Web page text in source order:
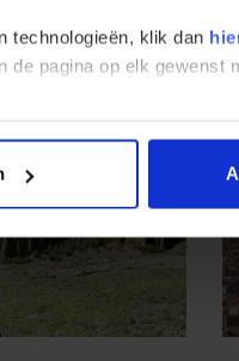
technologieën, klik dan
de pagina op elk gewenst